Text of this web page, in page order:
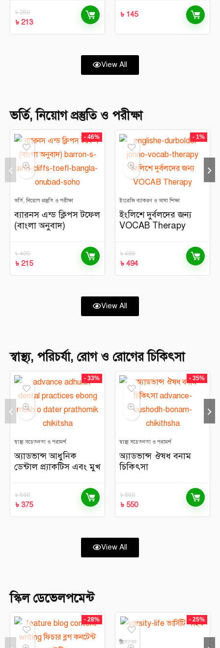
৳250
৳ 213
৳ 145
View All
ভর্তি, নিয়োগ প্রস্তুতি ও পরীক্ষা
- 46%
ভর্তি, নিয়োগ প্রস্তুতি ও পরীক্ষা
ব্যারনস এন্ড ক্লিপস টফেল
(বাংলা অনুবাদ)
৳400
৳ 215
- 1%
ইংরেজি ব্যাকরণ ও ভাষা শিক্ষা
ইংলিশে দুর্বলদের জন্য
VOCAB Therapy
৳499
৳ 494
View All
স্বাস্থ্য, পরিচর্যা, রোগ ও রোগের চিকিৎসা
- 33%
স্বাস্থ্য সচেতনতা ও পরামর্শ
অ্যাডভান্স আধুনিক
ডেন্টাল প্র্যাকটিস এবং মুখ
৳560
৳ 375
- 35%
স্বাস্থ্য সচেতনতা ও পরামর্শ
অ্যাডভান্স ঔষধ বনাম
চিকিৎসা
৳850
৳ 550
View All
স্কিল ডেভেলপমেন্ট
- 28% - 25%
উদ্যোক্তা